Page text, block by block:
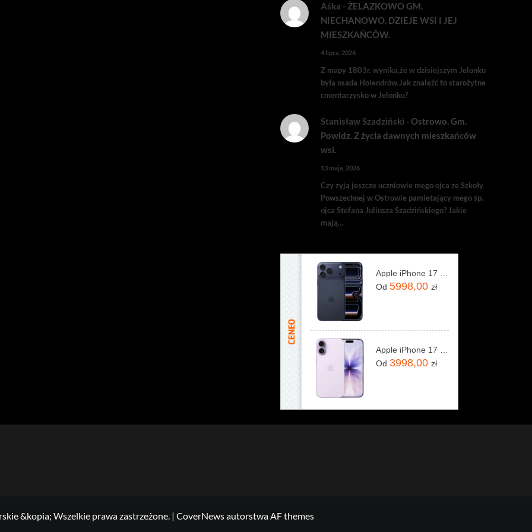
Aśka - ŻELAZKOWO GM.
NIECHANOWO. DZIEJE WSI I JEJ
MIESZKAŃCÓW.
4 lipca, 2026
Z mapy 1803r. wynika,że w dzisiejszym Jelonku
była osada Holendrów.Jak znaleźć to starożytne
cmentarzysko w Jelonku?
Stanisław Szadziński -Ostrowo. Gm.
Powidz. Z życia dawnych mieszkańców
wsi.
13 maja, 2026
Czy zyją jeszcze uczniowie mego ojca ze Szkoły
Powszechnej w Ostrowie pamietający mego śp.
ojca Stefana Juliusza Szadzińskiego? Jakie
mają…
Od 5998,00 zł
Od 3998,00 zł
&kopia; Wszelkie prawa zastrzeżone. | CoverNewsautorstwa AF themes